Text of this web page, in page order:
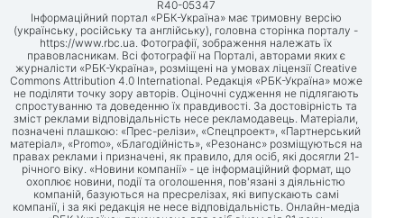
R40-05347
Інформаційний портал «РБК-Україна» має тримовну версію
(українську, російську та англійську), головна сторінка порталу -
https://www.rbc.ua. Фотографії, зображення належать їх
правовласникам. Всі фотографії на Порталі, авторами яких є
журналісти «РБК-Україна», розміщені на умовах ліцензії Creative
Commons Attribution 4.0 International. Редакція «РБК-Україна» може
не поділяти точку зору авторів. Оціночні судження не підлягають
спростуванню та доведенню їх правдивості. За достовірність та
зміст реклами відповідальність несе рекламодавець. Матеріали,
позначені плашкою: «Прес-релізи», «Спецпроект», «Партнерський
матеріал», «Promo», «Благодійність», «Резонанс» розміщуються на
правах реклами і призначені, як правило, для осіб, які досягли 21-
річного віку. «Новини компанії» - це інформаційний формат, що
охоплює новини, події та оголошення, пов'язані з діяльністю
компаній, базуються на пресрелізах, які випускають самі
компанії, і за які редакція не несе відповідальність. Онлайн-медіа